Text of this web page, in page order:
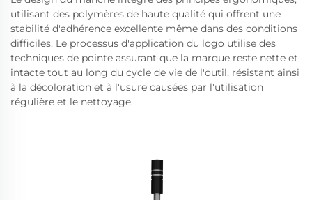
utilisant des polymères de haute qualité qui offrent une
stabilité d'adhérence excellente même dans des conditions
difficiles. Le processus d'application du logo utilise des
techniques de pointe assurant que la marque reste nette et
intacte tout au long du cycle de vie de l'outil, résistant ainsi
à la décoloration et à l'usure causées par l'utilisation
régulière et le nettoyage.